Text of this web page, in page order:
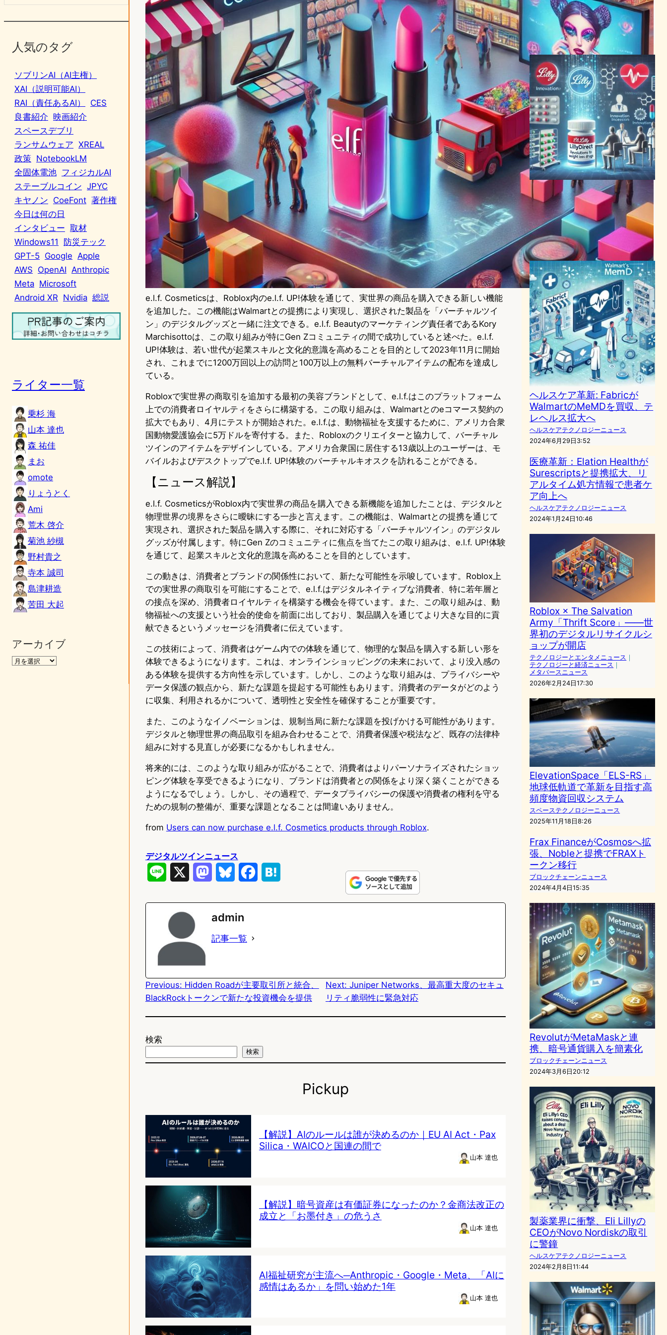
人気のタグ
ソブリンAI（AI主権）
XAI（説明可能AI）
RAI（責任あるAI）
CES
良書紹介 映画紹介
スペースデブリ
ランサムウェア XREAL
政策 NotebookLM
全固体電池 フィジカルAI
ステーブルコイン JPYC
キヤノン CoeFont 著作権
今日は何の日
インタビュー 取材
Windows11
防災テック
GPT-5 Google Apple
AWS OpenAI Anthropic
Meta Microsoft
Android XR Nvidia 総説
ライター一覧
乗杉 海
山本 達也
森 祐佳
まお
omote
りょうとく
Ami
荒木 啓介
菊池 紗槻
野村貴之
寺本 誠司
島津耕造
苦田 大起
アーカイブ
e.l.f. Cosmeticsは、Roblox内のe.l.f. UP!体験を通じて、実世界の商品を購入できる新しい機能
を追加した。この機能はWalmartとの提携により実現し、選択された製品を「バーチャルツイ
ン」のデジタルグッズと一緒に注文できる。e.l.f. Beautyのマーケティング責任者であるKory
Marchisottoは、この取り組みが特にGen Zコミュニティの間で成功していると述べた。e.l.f.
UP!体験は、若い世代が起業スキルと文化的意識を高めることを目的として2023年11月に開始
され、これまでに1200万回以上の訪問と100万以上の無料バーチャルアイテムの配布を達成し
ている。
Robloxで実世界の商取引を追加する最初の美容ブランドとして、e.l.f.はこのプラットフォーム
上での消費者ロイヤルティをさらに構築する。この取り組みは、Walmartとのeコマース契約の
拡大でもあり、4月にテストが開始された。e.l.f.は、動物福祉を支援するために、アメリカ合衆
国動物愛護協会に5万ドルを寄付する。また、Robloxのクリエイターと協力して、バーチャル
ツインのアイテムをデザインしている。アメリカ合衆国に居住する13歳以上のユーザーは、モ
バイルおよびデスクトップでe.l.f. UP!体験のバーチャルキオスクを訪れることができる。
【ニュース解説】
e.l.f. CosmeticsがRoblox内で実世界の商品を購入できる新機能を追加したことは、デジタルと
物理世界の境界をさらに曖昧にする一歩と言えます。この機能は、Walmartとの提携を通じて
実現され、選択された製品を購入する際に、それに対応する「バーチャルツイン」のデジタル
グッズが付属します。特にGen Zのコミュニティに焦点を当てたこの取り組みは、e.l.f. UP!体験
を通じて、起業スキルと文化的意識を高めることを目的としています。
この動きは、消費者とブランドの関係性において、新たな可能性を示唆しています。Roblox上
での実世界の商取引を可能にすることで、e.l.f.はデジタルネイティブな消費者、特に若年層と
の接点を深め、消費者ロイヤルティを構築する機会を得ています。また、この取り組みは、動
物福祉への支援という社会的使命を前面に出しており、製品購入を通じてより大きな目的に貢
献できるというメッセージを消費者に伝えています。
この技術によって、消費者はゲーム内での体験を通じて、物理的な製品を購入する新しい形を
体験できるようになります。これは、オンラインショッピングの未来において、より没入感の
ある体験を提供する方向性を示しています。しかし、このような取り組みは、プライバシーや
データ保護の観点から、新たな課題を提起する可能性もあります。消費者のデータがどのよう
に収集、利用されるかについて、透明性と安全性を確保することが重要です。
また、このようなイノベーションは、規制当局に新たな課題を投げかける可能性があります。
デジタルと物理世界の商品取引を組み合わせることで、消費者保護や税法など、既存の法律枠
組みに対する見直しが必要になるかもしれません。
将来的には、このような取り組みが広がることで、消費者はよりパーソナライズされたショッ
ピング体験を享受できるようになり、ブランドは消費者との関係をより深く築くことができる
ようになるでしょう。しかし、その過程で、データプライバシーの保護や消費者の権利を守る
ための規制の整備が、重要な課題となることは間違いありません。
from Users can now purchase e.l.f. Cosmetics products through Roblox.
デジタルツインニュース
e
o
n
y
o
k
admin
記事一覧
Previous: Hidden Roadが主要取引所と統合、
BlackRockトークンで新たな投資機会を提供
Next: Juniper Networks、最高重大度のセキュ
リティ脆弱性に緊急対応
検索
検索
Pickup
【解説】AIのルールは誰が決めるのか｜EU AI Act・Pax
Silica・WAICOと国連の間で
山本 達也
【解説】暗号資産は有価証券になったのか？金商法改正の
成立と「お墨付き」の危うさ
山本 達也
AI福祉研究が主流へ─Anthropic・Google・Meta、「AIに
感情はあるか」を問い始めた1年
山本 達也
合が本格化
AI（人工知能）ニュース｜
テクノロジーと経済ニュース
2025年9月23日8:22
エリ・リリー社、新プラット
フォーム「LillyDirect」で減
量薬アクセスを革新－医療界
からは懸念の声も
ヘルスケアテクノロジーニュース
2024年1月7日20:10
ヘルスケア革新: Fabricが
WalmartのMeMDを買収、テ
レヘルス拡大へ
ヘルスケアテクノロジーニュース
2024年6月29日3:52
医療革新：Elation Healthが
Surescriptsと提携拡大、リ
アルタイム処方情報で患者ケ
ア向上へ
ヘルスケアテクノロジーニュース
2024年1月24日10:46
Roblox × The Salvation
Army「Thrift Score」——世
界初のデジタルリサイクルシ
ョップが開店
テクノロジーとエンタメニュース ｜
テクノロジーと経済ニュース ｜
メタバースニュース
2026年2月24日17:30
ElevationSpace「ELS-RS」
地球低軌道で革新を目指す高
頻度物資回収システム
スペーステクノロジーニュース
2025年11月18日8:26
Frax FinanceがCosmosへ拡
張、Nobleと提携でFRAXト
ークン移行
ブロックチェーンニュース
2024年4月4日15:35
RevolutがMetaMaskと連
携、暗号通貨購入を簡素化
ブロックチェーンニュース
2024年3月6日20:12
製薬業界に衝撃、Eli Lillyの
CEOがNovo Nordiskの取引
に警鐘
ヘルスケアテクノロジーニュース
2024年2月8日11:44